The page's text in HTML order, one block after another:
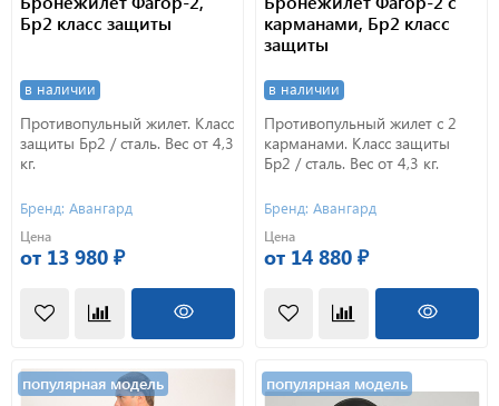
Бр2 класс защиты
в наличии
Противопульный жилет. Класс
защиты Бр2 / сталь. Вес от 4,3
кг.
Бренд: Авангард
Цена
от 13 980 ₽
карманами, Бр2 класс
защиты
в наличии
Противопульный жилет с 2
карманами. Класс защиты
Бр2 / сталь. Вес от 4,3 кг.
Бренд: Авангард
Цена
от 14 880 ₽
популярная модель популярная модель